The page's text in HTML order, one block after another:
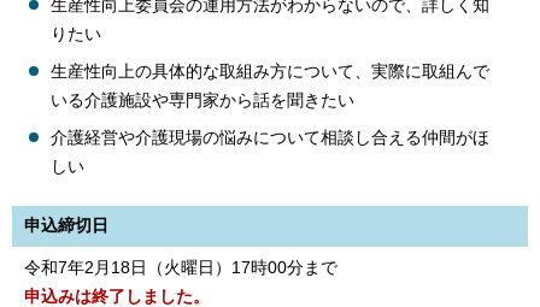
生産性向上委員会の運用方法がわからないので、詳しく知
りたい
生産性向上の具体的な取組み方について、実際に取組んで
いる介護施設や専門家から話を聞きたい
介護経営や介護現場の悩みについて相談し合える仲間がほ
しい
申込締切日
令和7年2月18日（火曜日）17時00分まで
申込みは終了しました。